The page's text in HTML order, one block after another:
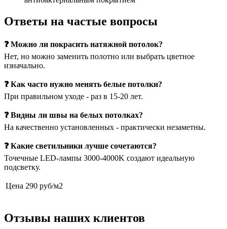
Ответы на частые вопросы
❓ Можно ли покрасить натяжной потолок?
Нет, но можно заменить полотно или выбрать цветное
изначально.
❓ Как часто нужно менять белые потолки?
При правильном уходе - раз в 15-20 лет.
❓ Видны ли швы на белых потолках?
На качественно установленных - практически незаметны.
❓ Какие светильники лучше сочетаются?
Точечные LED-лампы 3000-4000K создают идеальную
подсветку.
Цена 290 руб/м2
Отзывы наших клиентов